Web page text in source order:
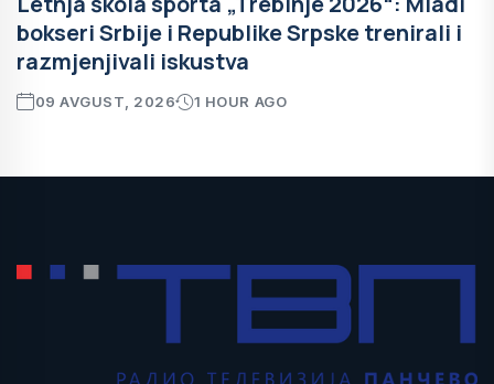
bokseri Srbije i Republike Srpske trenirali i
razmjenjivali iskustva
09 AVGUST, 2026 1 HOUR AGO